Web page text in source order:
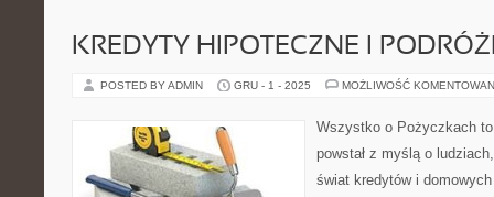
KREDYTY HIPOTECZNE I
POSTED BY ADMIN GRU - 1 - 2025 MOŻLIWOŚĆ
Wszystko o Pożyczkach
powstał z myślą o
świat kredytów i